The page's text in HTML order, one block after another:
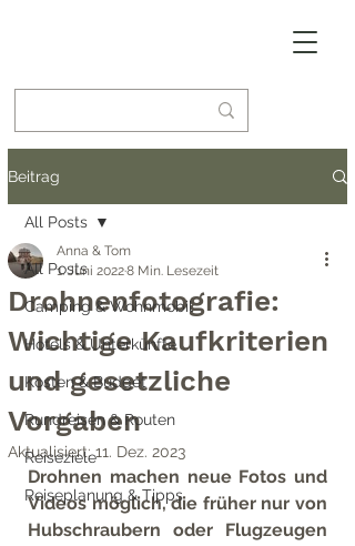
Beitrag
All Posts
Camping & Wohnmobil
Hotels & Unterkünfte
Kosten & Budget
Rundreisen & Routen
Reiseziele
Reiseplanung & Tipps
All Posts
Drohnenfotografie:
Wichtige Kaufkriterien
und gesetzliche
Vorgaben
Anna & Tom
1. Juni 20228 Min. Lesezeit
Aktualisiert:11. Dez. 2023
Drohnen machen neue Fotos und
Videos möglich, die früher nur von
Hubschraubern oder Flugzeugen